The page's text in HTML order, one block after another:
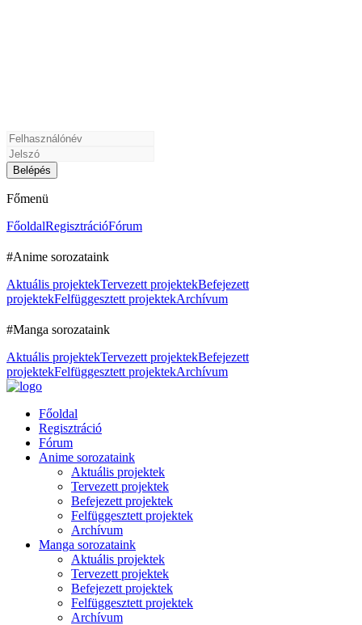
Főmenü
FőoldalRegisztrációFórum
#Anime sorozataink
Aktuális projektekTervezett projektekBefejezett
projektekFelfüggesztett projektekArchívum
#Manga sorozataink
Aktuális projektekTervezett projektekBefejezett
projektekFelfüggesztett projektekArchívum
Főoldal
Regisztráció
Fórum
Anime sorozataink
Aktuális projektek
Tervezett projektek
Befejezett projektek
Felfüggesztett projektek
Archívum
Manga sorozataink
Aktuális projektek
Tervezett projektek
Befejezett projektek
Felfüggesztett projektek
Archívum